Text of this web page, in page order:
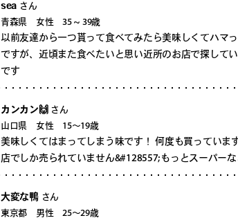
sea さん
青森県 女性 35 ~ 39歳
以前友達から一つ貰って食べてみたら美味しくてハマ
ですが、近頃また食べたいと思い近所のお店で探して
です
カンカン🙌 さん
山口県 女性 15〜19歳
美味しくてはまってしまう味です！ 何度も買っていま
店でしか売られていません&#128557;もっとスーパー
大変な鴨 さん
東京都 男性 25〜29歳